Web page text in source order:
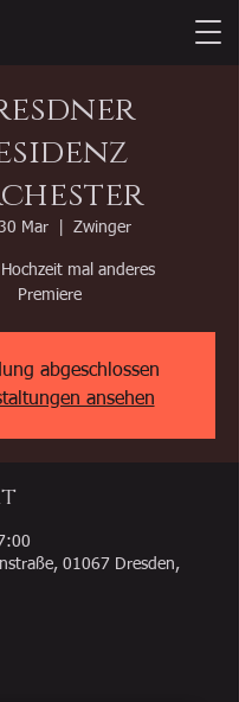
Mar
  |
Zwinger
mal anderes
Premiere
abgeschlossen
ansehen
01067 Dresden,